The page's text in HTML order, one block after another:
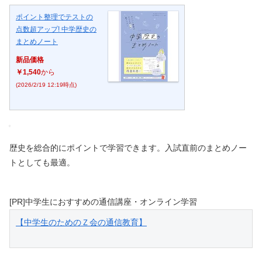
ポイント整理でテストの
点数超アップ! 中学歴史の
まとめノート
新品価格
￥1,540から
(2026/2/19 12:19時点)
歴史を総合的にポイントで学習できます。入試直前のまとめノー
トとしても最適。
[PR]中学生におすすめの通信講座・オンライン学習
【中学生のためのＺ会の通信教育】